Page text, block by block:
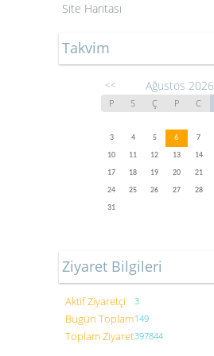
Site Haritası
Takvim
<< Ağustos 2026
P S Ç P C
3
4 5 6 7
10
11 12 13 14
17
18 19 20 21
24
25 26 27 28
31
Ziyaret Bilgileri
Aktif Ziyaretçi 3
Bugün Toplam149
Toplam Ziyaret397844